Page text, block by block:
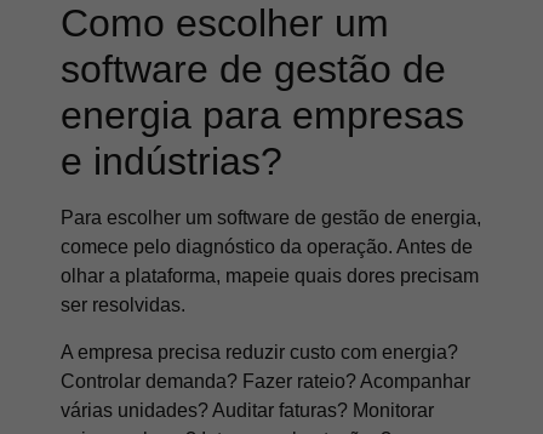
Como escolher um
software de gestão de
energia para empresas
e indústrias?
Para escolher um software de gestão de energia,
comece pelo diagnóstico da operação. Antes de
olhar a plataforma, mapeie quais dores precisam
ser resolvidas.
A empresa precisa reduzir custo com energia?
Controlar demanda? Fazer rateio? Acompanhar
várias unidades? Auditar faturas? Monitorar